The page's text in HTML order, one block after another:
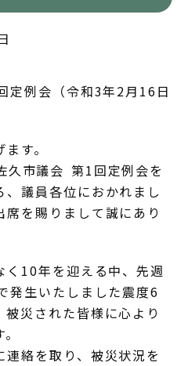
定例会（令和3年2月16日
す。
市議会 第1回定例会を
議員各位におかれまし
を賜りまして誠にあり
く10年を迎える中、先週
発生いたしました震度6
災された皆様に心より
絡を取り、被災状況を